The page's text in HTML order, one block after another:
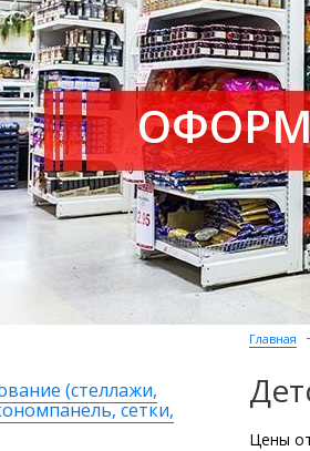
(стеллажи,
сетки,
Главная
Цены